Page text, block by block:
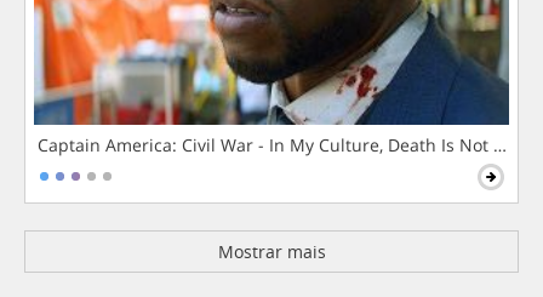
Captain America: Civil War - In My Culture, Death Is Not The
Mostrar mais